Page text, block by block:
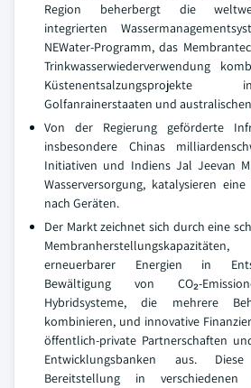
Region beherbergt die
integrierten
NEWater-Programm, das
Trinkwasserwiederverwendung
Golfanrainerstaaten und
Von der Regierung geförderte
insbesondere Chinas
Initiativen und Indiens Jal Jeevan
Wasserversorgung, katalysieren
nach Geräten.
Der Markt zeichnet sich durch eine
erneuerbarer Energien in
Bewältigung von CO₂-
Hybridsysteme, die mehrere
kombinieren, und innovative
öffentlich-private Partnerschaften
Entwicklungsbanken aus.
Bereitstellung in verschiedenen